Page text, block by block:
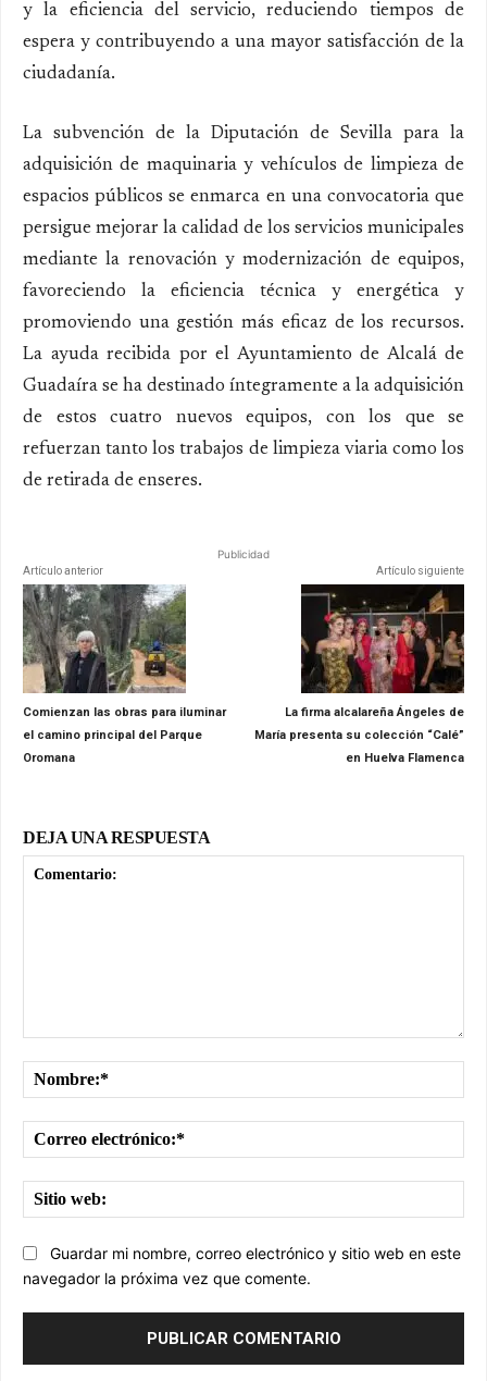
y la eficiencia del servicio, reduciendo tiempos de
espera y contribuyendo a una mayor satisfacción de la
ciudadanía.
La subvención de la Diputación de Sevilla para la
adquisición de maquinaria y vehículos de limpieza de
espacios públicos se enmarca en una convocatoria que
persigue mejorar la calidad de los servicios municipales
mediante la renovación y modernización de equipos,
favoreciendo la eficiencia técnica y energética y
promoviendo una gestión más eficaz de los recursos.
La ayuda recibida por el Ayuntamiento de Alcalá de
Guadaíra se ha destinado íntegramente a la adquisición
de estos cuatro nuevos equipos, con los que se
refuerzan tanto los trabajos de limpieza viaria como los
de retirada de enseres.
Publicidad
Artículo anterior
Comienzan las obras para iluminar
el camino principal del Parque
Oromana
Artículo siguiente
La firma alcalareña Ángeles de
María presenta su colección “Calé”
en Huelva Flamenca
DEJA UNA RESPUESTA
Guardar mi nombre, correo electrónico y sitio web en este
navegador la próxima vez que comente.